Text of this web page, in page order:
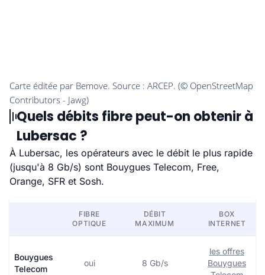
Quels débits fibre peut-on obtenir à
Lubersac ?
À Lubersac, les opérateurs avec le débit le plus rapide
(jusqu'à 8 Gb/s) sont Bouygues Telecom, Free,
Orange, SFR et Sosh.
FIBRE
OPTIQUE
DÉBIT
MAXIMUM
BOX
INTERNET
Bouygues
Telecom
oui 8 Gb/s
les offres
Bouygues